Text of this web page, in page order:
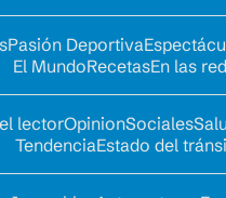
Pasión Deportiva
El MundoRecetasEn las
lectorOpinionSociales
TendenciaEstado del